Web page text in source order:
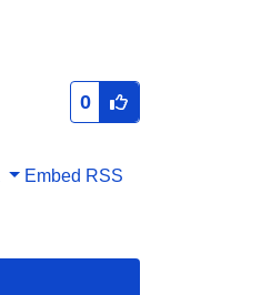
0
Embed RSS